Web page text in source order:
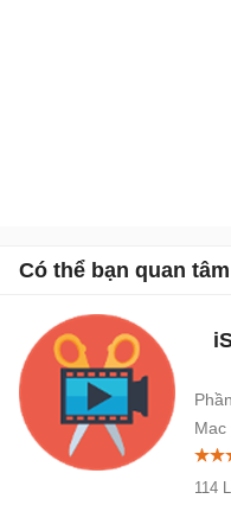
Có thể bạn quan tâm
Mac
114